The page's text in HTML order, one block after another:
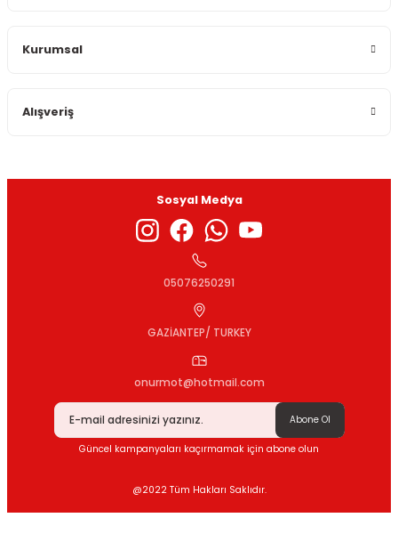
Ürün bilgilerinde hatalar bulunuyor.
Gönder
Kurumsal
Alışveriş
Sosyal Medya
05076250291
GAZİANTEP/ TURKEY
onurmot@hotmail.com
Abone Ol
Güncel kampanyaları kaçırmamak için abone olun
@2022 Tüm Hakları Saklıdır.